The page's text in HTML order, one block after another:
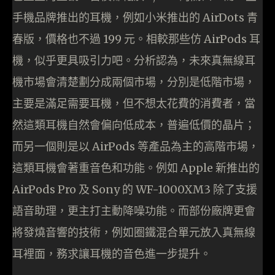
手機品牌推出的耳機，例如小米推出的 AirDots 青
春版，價格也不過 199 元。相較那些仿 AirPods 耳
機，似乎更具吸引力吧。分析認為，未來真無線耳
機市場會清楚劃分成兩個市場，分別是低階市場，
主要是滿足需要耳機，但不想太花費的消費者，當
然這類耳機自然會偏向低成本，普遍低價的晶片；
而另一個則是以 AirPods 等產品為主的高階市場，
這類耳機會著重音色和功能。例如 Apple 新推出的
AirPods Pro 及 Sony 的 WF-1000XM3 除了支援
語音助理，更主打主動降噪功能。而部份廠牌更會
將發燒音響的技術，例如圈鐵混合單元放入真無線
耳裡面，務求讓耳機的音色進一步提升。